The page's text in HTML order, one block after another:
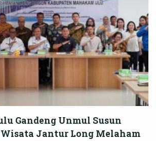
Gandeng Unmul Susun
Jantur Long Melaham